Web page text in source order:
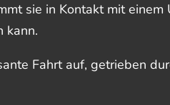
sie in Kontakt mit
kann.
Fahrt auf, getrieben